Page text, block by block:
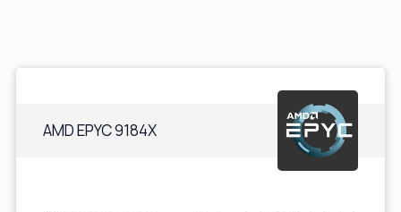
AMD EPYC 9184X